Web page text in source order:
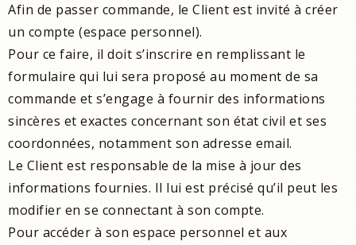
Afin de passer commande, le Client est invité à créer
un compte (espace personnel).
Pour ce faire, il doit s’inscrire en remplissant le
formulaire qui lui sera proposé au moment de sa
commande et s’engage à fournir des informations
sincères et exactes concernant son état civil et ses
coordonnées, notamment son adresse email.
Le Client est responsable de la mise à jour des
informations fournies. Il lui est précisé qu’il peut les
modifier en se connectant à son compte.
Pour accéder à son espace personnel et aux